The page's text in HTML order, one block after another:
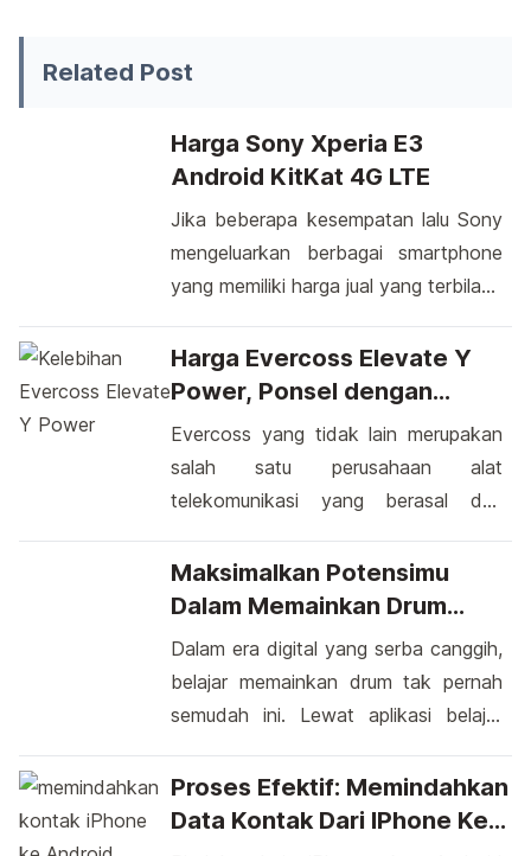
Related Post
Harga Sony Xperia E3
Android KitKat 4G LTE
Jika beberapa kesempatan lalu Sony
mengeluarkan berbagai smartphone
yang memiliki harga jual yang terbilang
elektronik terbesar asal negara
Jepang tersebut memperkenalkan
tawarkan dengan harga yang
terbilang murah. Smartphone tersebut
diberi nama Sony Xperia E3. Mungkin
smartphone besutan Sony ini […]
Harga Evercoss Elevate Y
Power, Ponsel dengan
Baterai Tahan Lama
Evercoss yang tidak lain merupakan
salah satu perusahaan alat
telekomunikasi yang berasal dari
salah satu smartphone hasil desain
terbarunya. Adalah Evercoss Elevate
dilengkapi dengan baterai yang
berkapasitas sangat besar. Produsen
sengaja memasangkan baterai yang
memberikan kenyamanan terhadap
para pengguna dalam pemakaiannya.
Maksimalkan Potensimu
Dalam Memainkan Drum
Dengan Aplikasi Belajar Di
Android
Dalam era digital yang serba canggih,
belajar memainkan drum tak pernah
semudah ini. Lewat aplikasi belajar
merasakan pengalaman mendalam
memukul drum tanpa harus memiliki
Proses Efektif: Memindahkan
Data Kontak Dari IPhone Ke